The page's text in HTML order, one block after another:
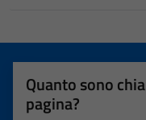
Quanto sono
pagina?